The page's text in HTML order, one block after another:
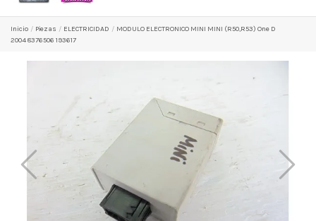
Inicio Pіezas ELECTRICIDAD
MODULO ELECTRONICO MINI MINI (R50,R53) One D
2004 8376506 193617